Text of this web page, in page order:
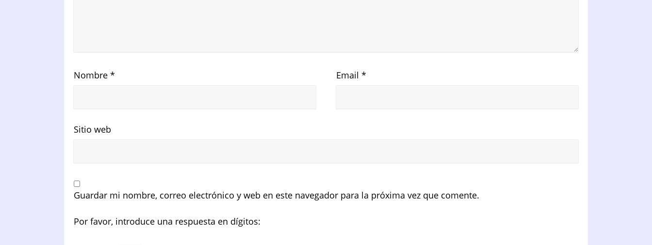
Nombre * Email *
Sitio web
Guardar mi nombre, correo electrónico y web en este navegador para la próxima vez que comente.
Por favor, introduce una respuesta en dígitos: